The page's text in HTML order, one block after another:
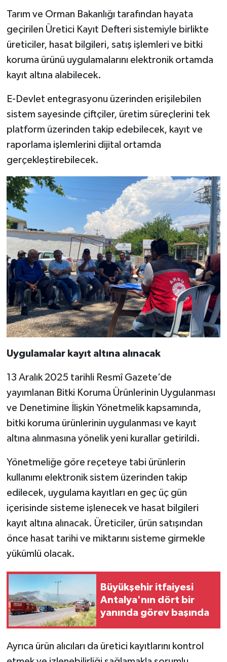
Tarım ve Orman Bakanlığı tarafından hayata
geçirilen Üretici Kayıt Defteri sistemiyle birlikte
üreticiler, hasat bilgileri, satış işlemleri ve bitki
koruma ürünü uygulamalarını elektronik ortamda
kayıt altına alabilecek.
E-Devlet entegrasyonu üzerinden erişilebilen
sistem sayesinde çiftçiler, üretim süreçlerini tek
platform üzerinden takip edebilecek, kayıt ve
raporlama işlemlerini dijital ortamda
gerçekleştirebilecek.
Uygulamalar kayıt altına alınacak
13 Aralık 2025 tarihli Resmî Gazete’de
yayımlanan Bitki Koruma Ürünlerinin Uygulanması
ve Denetimine İlişkin Yönetmelik kapsamında,
bitki koruma ürünlerinin uygulanması ve kayıt
altına alınmasına yönelik yeni kurallar getirildi.
Yönetmeliğe göre reçeteye tabi ürünlerin
kullanımı elektronik sistem üzerinden takip
edilecek, uygulama kayıtları en geç üç gün
içerisinde sisteme işlenecek ve hasat bilgileri
kayıt altına alınacak. Üreticiler, ürün satışından
önce hasat tarihi ve miktarını sisteme girmekle
yükümlü olacak.
Büyükşehir itfaiyesi
Antalya'nın dört bir
yanında görev başında
Ayrıca ürün alıcıları da üretici kayıtlarını kontrol